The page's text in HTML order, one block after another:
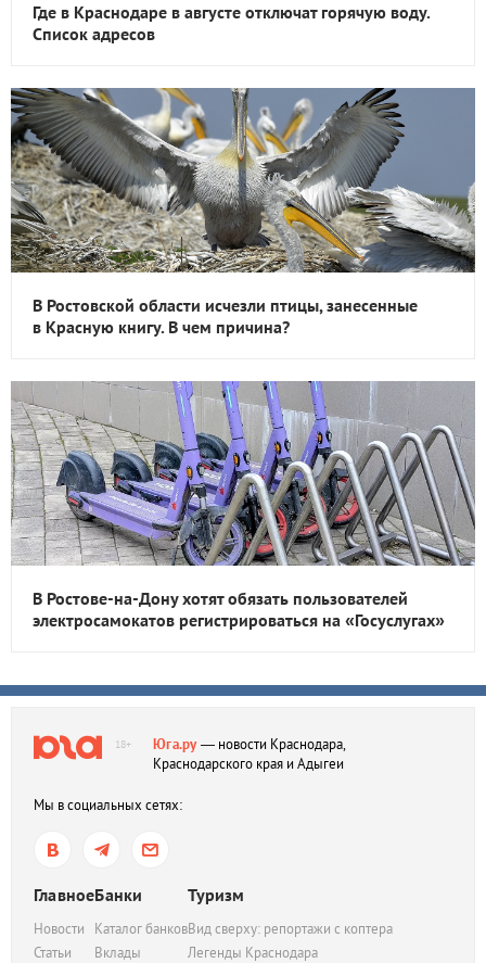
Где в Краснодаре в августе отключат горячую воду.
Список адресов
В Ростовской области исчезли птицы, занесенные
в Красную книгу. В чем причина?
В Ростове-на-Дону хотят обязать пользователей
электросамокатов регистрироваться на «Госуслугах»
18+ Юга.ру— новости Краснодара,
Краснодарского края и Адыгеи
Мы в социальных сетях:
Главное
Новости
Статьи
Банки
Каталог банков
Вклады
Туризм
Вид сверху: репортажи с коптера
Легенды Краснодара